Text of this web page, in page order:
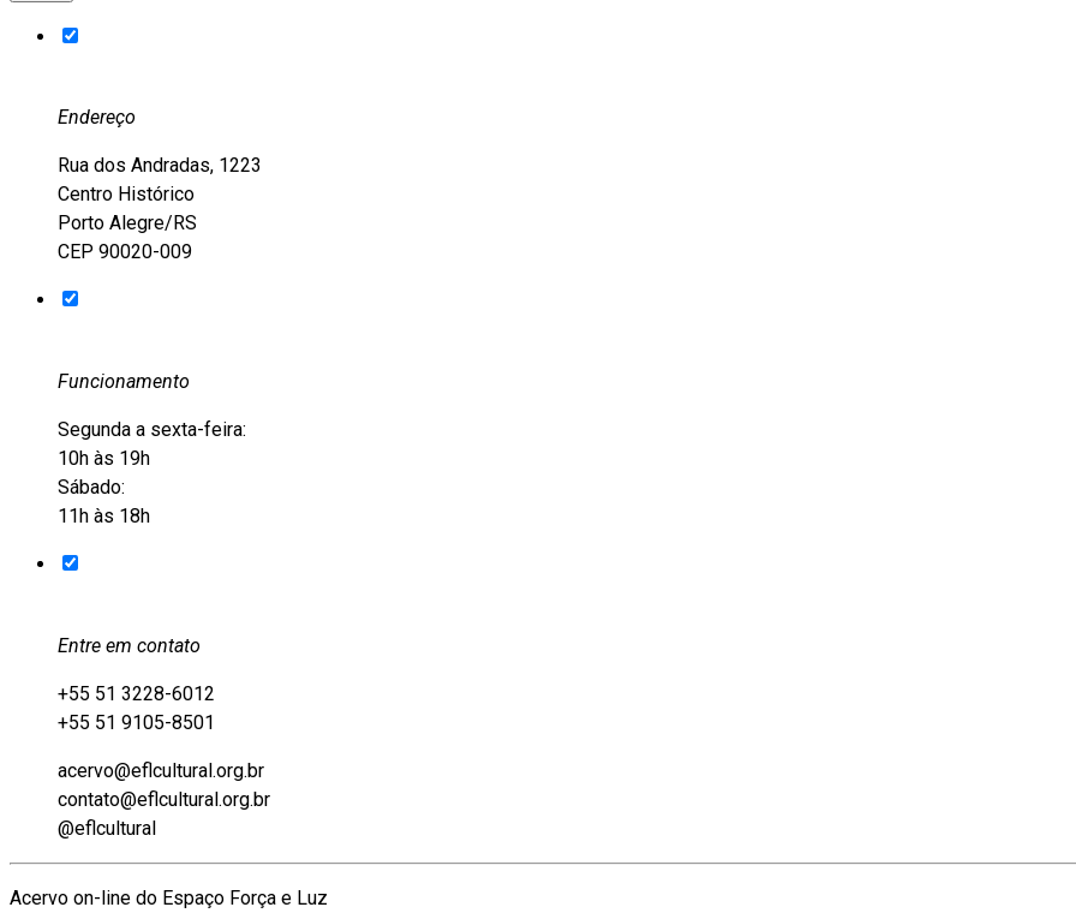
Endereço
Rua dos Andradas, 1223
Centro Histórico
Porto Alegre/RS
CEP 90020-009
Funcionamento
Segunda a sexta-feira:
10h às 19h
Sábado:
11h às 18h
Entre em contato
+55 51 3228-6012
+55 51 9105-8501
acervo@eflcultural.org.br
contato@eflcultural.org.br
@eflcultural
Acervo on-line do Espaço Força e Luz